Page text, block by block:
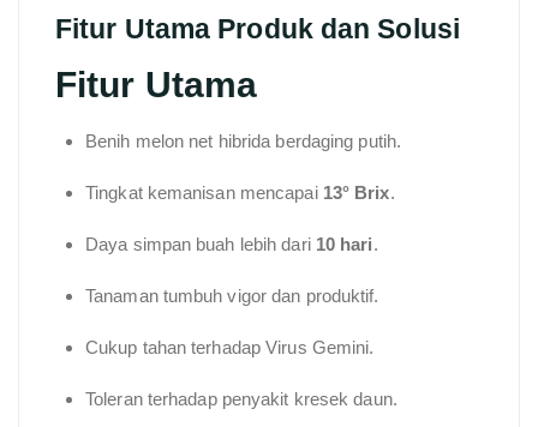
Fitur Utama Produk dan Solusi
Fitur Utama
Benih melon net hibrida berdaging putih.
Tingkat kemanisan mencapai 13° Brix.
Daya simpan buah lebih dari 10 hari.
Tanaman tumbuh vigor dan produktif.
Cukup tahan terhadap Virus Gemini.
Toleran terhadap penyakit kresek daun.